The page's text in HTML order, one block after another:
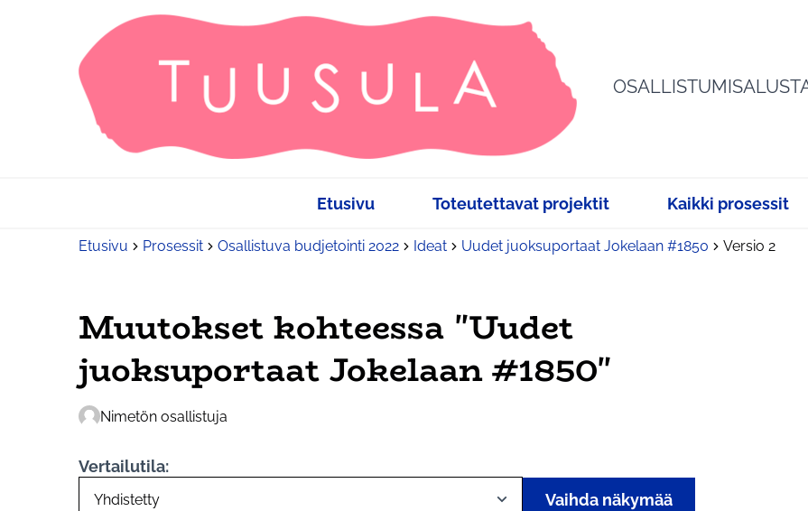
Etusivu Toteutettavat projektit Kaikki prosessit
Etusivu Prosessit Osallistuva budjetointi 2022 Ideat Uudet juoksuportaat Jokelaan #1850 Versio 2
Muutokset kohteessa "Uudet
juoksuportaat Jokelaan #1850"
Nimetön osallistuja
Vertailutila:
Vaihda näkymää